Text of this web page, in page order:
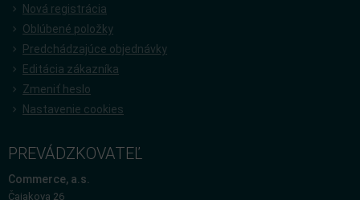
Nová registrácia
Oblúbené položky
Predchádzajúce objednávky
Editácia zákazníka
Zmeniť heslo
Nastavenie cookies
PREVÁDZKOVATEĽ
Commerce, a.s.
Čajakova 26